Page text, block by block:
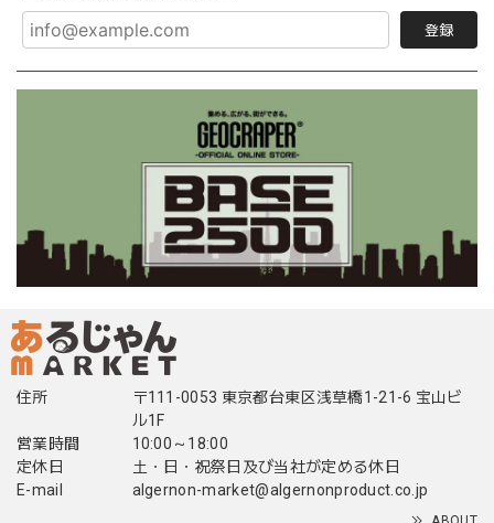
登録
住所
〒111-0053 東京都台東区浅草橋1-21-6 宝山ビ
ル1F
営業時間
10:00～18:00
定休日
土・日・祝祭日及び当社が定める休日
E-mail
algernon-market@algernonproduct.co.jp